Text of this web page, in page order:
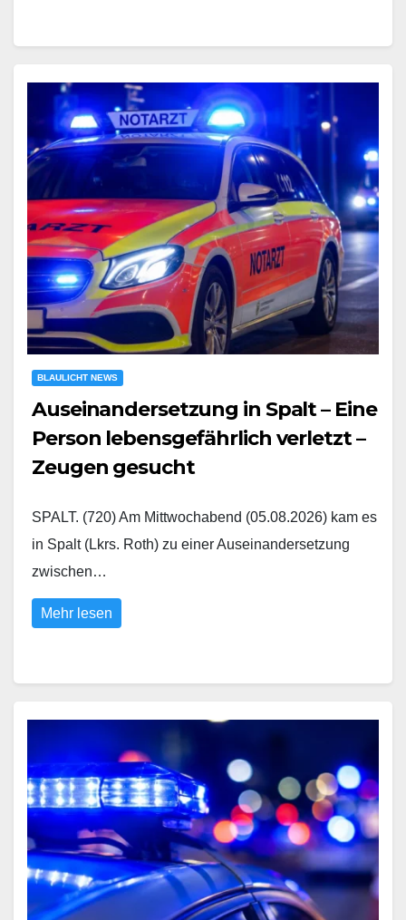
BLAULICHT NEWS
Auseinandersetzung in Spalt – Eine
Person lebensgefährlich verletzt –
Zeugen gesucht
SPALT. (720) Am Mittwochabend (05.08.2026) kam es
in Spalt (Lkrs. Roth) zu einer Auseinandersetzung
zwischen…
Mehr lesen